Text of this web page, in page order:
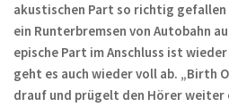
akustischen Part so richtig gefallen
ein Runterbremsen von Autobahn
epische Part im Anschluss ist
geht es auch wieder voll ab. „Birth
drauf und prügelt den Hörer weiter